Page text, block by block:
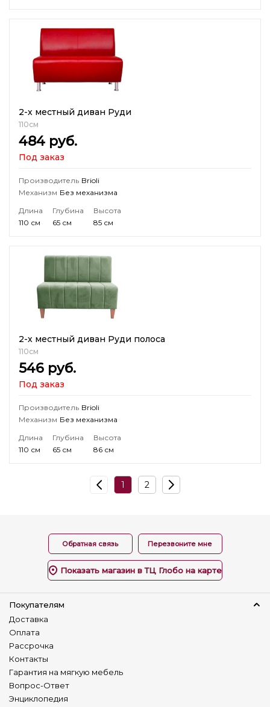
2-х местный диван Руди
110см
484 руб.
Под заказ
Производитель Brioli
Механизм Без механизма
Длина
110 см
Глубина
65 см
Высота
85 см
2-х местный диван Руди полоса
110см
546 руб.
Под заказ
Производитель Brioli
Механизм Без механизма
Длина
110 см
Глубина
65 см
Высота
86 см
1 2
Обратная связь Перезвоните мне
Показать магазин в ТЦ Глобо на карте
Покупателям
Доставка
Оплата
Рассрочка
Контакты
Гарантия на мягкую мебель
Вопрос-Ответ
Энциклопедия